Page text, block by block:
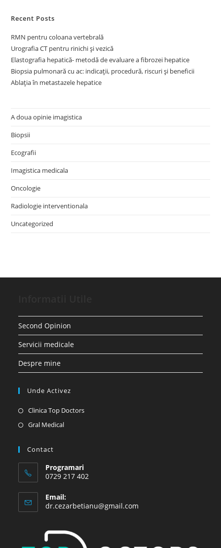
Recent Posts
RMN pentru coloana vertebrală
Urografia CT pentru rinichi și vezică
Elastografia hepatică- metodă de evaluare a fibrozei hepatice
Biopsia pulmonară cu ac: indicații, procedură, riscuri și beneficii
Ablația în metastazele hepatice
A doua opinie imagistica
Biopsii
Ecografii
Imagistica medicala
Oncologie
Radiologie interventionala
Uncategorized
Second Opinion
Servicii medicale
Despre mine
Unde Activez
Clinica Top DoctorsOpens
Gral MedicalOpens
tab
Contact
Programari
0729 217 402
Email:
dr.cezarbetianu@gmail.com